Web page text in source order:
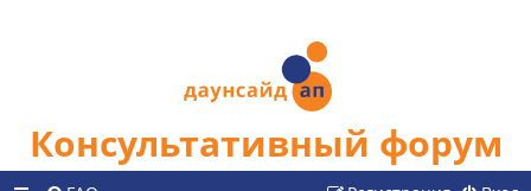
Консультативный форум